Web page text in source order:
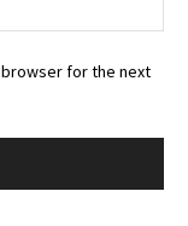
for the next